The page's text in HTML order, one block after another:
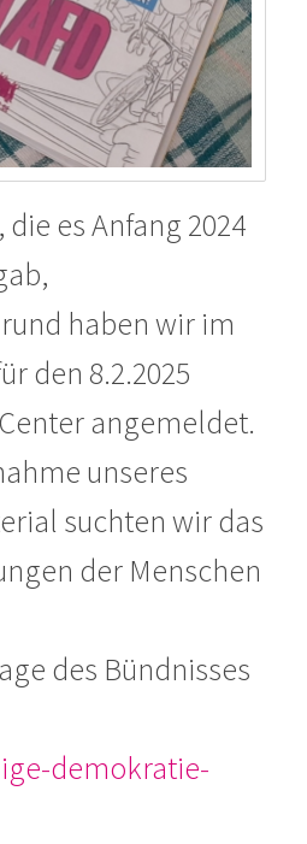
es Anfang 2024
haben wir im
den 8.2.2025
angemeldet.
unseres
suchten wir das
der Menschen
des Bündnisses
demokratie-